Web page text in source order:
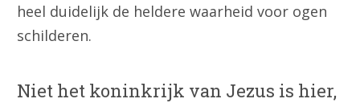
heel duidelijk de heldere waarheid voor ogen
schilderen.
Niet het koninkrijk van Jezus is hier,